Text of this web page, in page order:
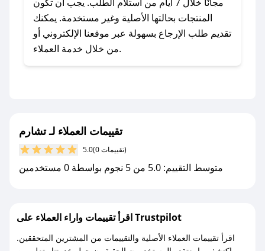
يلي:
- اضغط على أيقونة متابعة لمتجر تشارم في تطبيق
صحصح.
مع صحصح، تسوق بذكاء ووفّر على كل مشترياتك مع
المنتجات بحالتها الأصلية وغير مستخدمة. يمكنك
تقديم طلب الإرجاع بسهولة عبر موقعنا الإلكتروني أو
من خلال خدمة العملاء.
تقييمات العملاء لـ تشارم
5.0 (0 تقييمات)
متوسط التقييم: 5.0 من 5 نجوم بواسطة 0 مستخدمين
اقرأ تقييمات واراء العملاء على Trustpilot
اقرأ تقييمات العملاء الأصلية والتقييمات من المشترين المتحققين.